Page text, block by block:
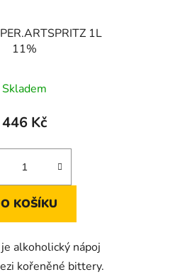
1L
11%
Skladem
446 Kč
KOŠÍKU
alkoholický nápoj
kořeněné bittery.